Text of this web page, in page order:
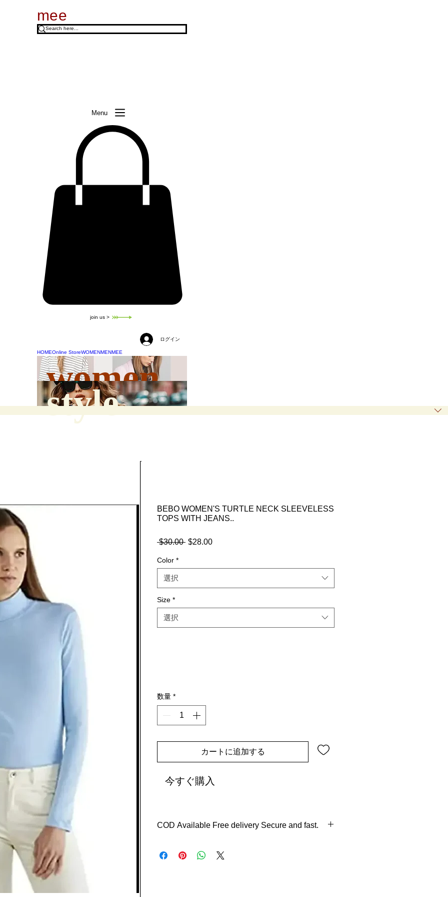
mee
Menu
join us >
ログイン
HOMEOnline StoreWOMENMENMEE
women
style
BEBO WOMEN'S TURTLE NECK SLEEVELESS
TOPS WITH JEANS..
$30.00 通$28.00セ
Color *
選択
Size *
選択
数量 *
カートに追加する
今すぐ購入
COD Available Free delivery Secure and fast.
Easy returns free reverse pick up full refund.